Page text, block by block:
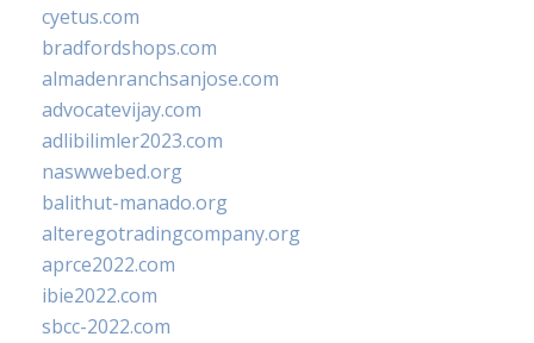
cyetus.com
bradfordshops.com
almadenranchsanjose.com
advocatevijay.com
adlibilimler2023.com
naswwebed.org
balithut-manado.org
alteregotradingcompany.org
aprce2022.com
ibie2022.com
sbcc-2022.com